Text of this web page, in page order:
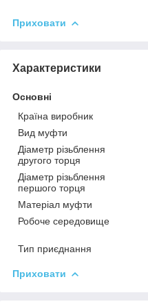
Приховати
Характеристики
Основні
Країна виробник
Вид муфти
Діаметр різьблення
другого торця
Діаметр різьблення
першого торця
Матеріал муфти
Робоче середовище
Тип приєднання
Приховати